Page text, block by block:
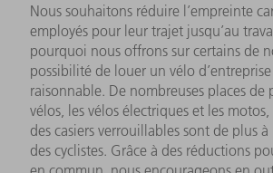
Nous souhaitons réduire l’empreinte
employés pour leur trajet jusqu’au
pourquoi nous offrons sur certains de
possibilité de louer un vélo
raisonnable. De nombreuses places de
vélos, les vélos électriques et les
des casiers verrouillables sont de plus
des cyclistes. Grâce à des réductions